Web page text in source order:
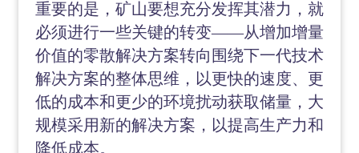
重要的是，矿山要想充分发挥其潜力，就
必须进行一些关键的转变——从增加增量
价值的零散解决方案转向围绕下一代技术
解决方案的整体思维，以更快的速度、更
低的成本和更少的环境扰动获取储量，大
规模采用新的解决方案，以提高生产力和
降低成本。